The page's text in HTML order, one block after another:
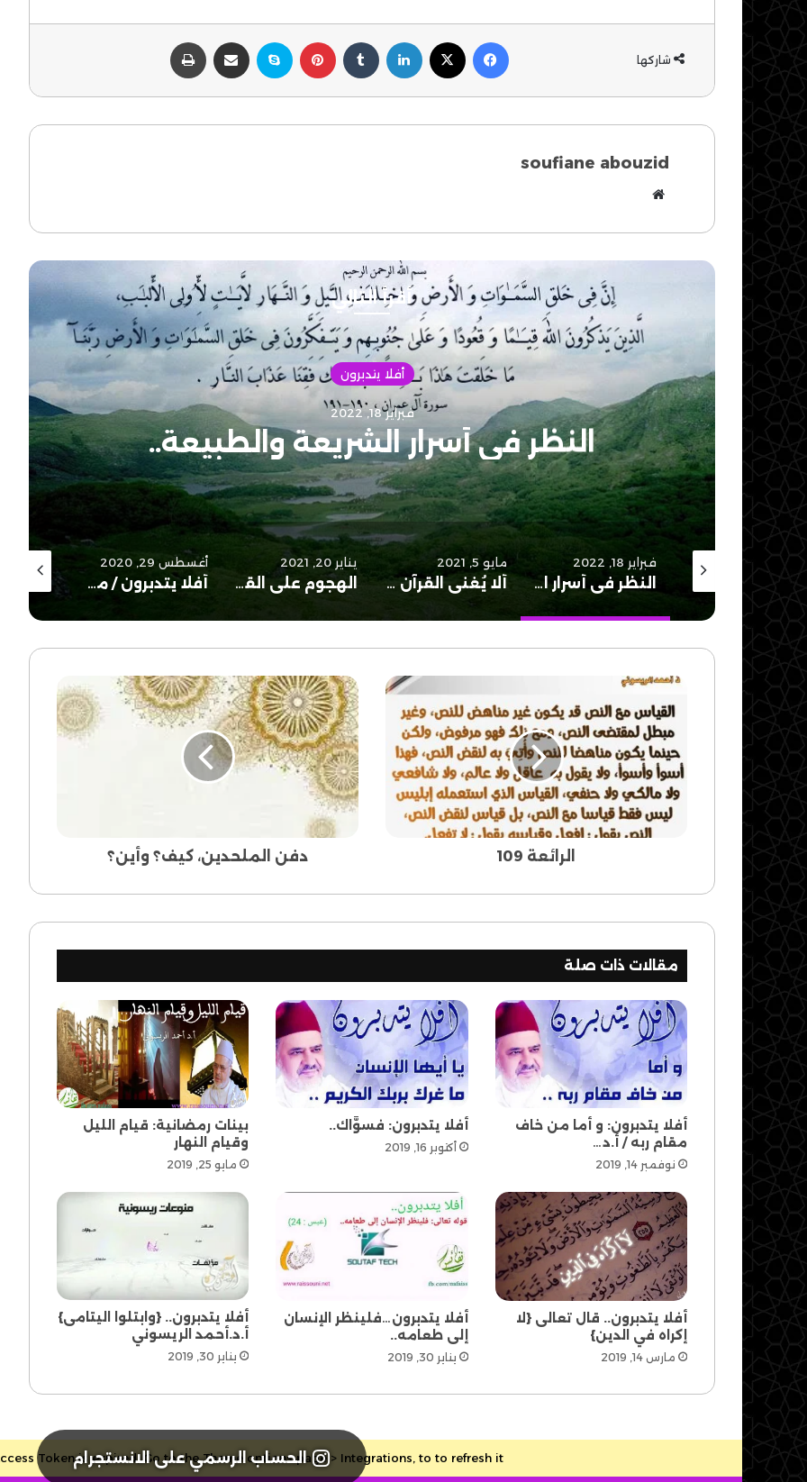
شاركها
فيسبوك لينكدإن بينتيريست سكايب مشاركة عبر البريد
soufiane abouzid
أقرأ التالي
أفلا يتدبرون
مايو 5, 2021
ألا يُغني القرآن والسنة عن المقاصد؟
مايو 5, 2021
ألا يُغني القرآن والسنة عن المقاصد؟
يناير 20, 2021
الهجوم على القرآن دليل قوته.
أغسطس 29, 2020
أفلا يتدبرون / ما اصاب من مصيبة / أد. أحمد الريسوني
يونيو 30, 2020
للسائل والمحروم..
نوفمبر 30, 2022
الرائعة
109
الرائعة 109
دفن
الملحدين،
كيف؟
وأين؟
دفن الملحدين، كيف؟ وأين؟
مقالات ذات صلة
أفلا يتدبرون: و أما من خاف
مقام ربه / أ.د…
نوفمبر 14, 2019
أفلا يتدبرون: فسوَّاك..
أكتوبر 16, 2019
بينات رمضانية: قيام الليل
وقيام النهار
مايو 25, 2019
أفلا يتدبرون.. قال تعالى {لا
إكراه في الدين}
مارس 14, 2019
أفلا يتدبرون…فلينظر الإنسان
إلى طعامه..
يناير 30, 2019
أفلا يتدبرون.. {وابتلوا اليتامى}
أ.د.أحمد الريسوني
يناير 30, 2019
الحساب الرسمي على الانستجرام
Token is expired, Go to the Theme options page > Integrations, to to refresh it.